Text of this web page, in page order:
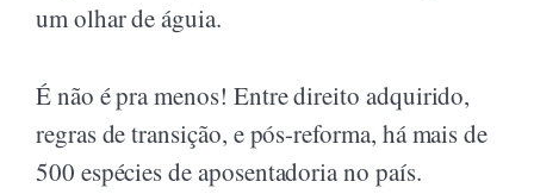
um olhar de águia.
É não é pra menos! Entre direito adquirido,
regras de transição, e pós-reforma, há mais de
500 espécies de aposentadoria no país.